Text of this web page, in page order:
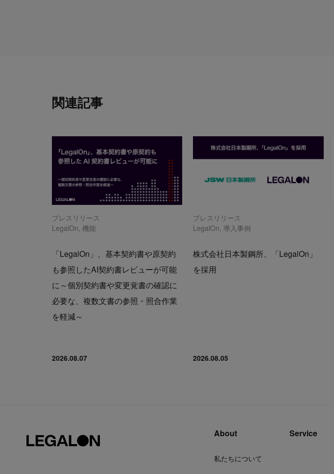
関連記事
プレスリリース
LegalOn, 機能
「LegalOn」、基本契約書や原契約
も参照したAI契約書レビューが可能
に～個別契約書や変更覚書の確認に
必要な、複数文書の参照・照合作業
を軽減～
2026.08.07
プレスリリース
LegalOn, 導入事例
株式会社日本製鋼所、「LegalOn」
を採用
2026.08.05
About
私たちについて
Service